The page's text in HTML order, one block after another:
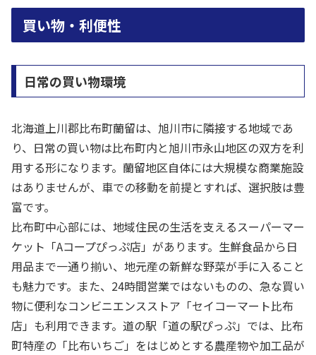
買い物・利便性
日常の買い物環境
北海道上川郡比布町蘭留は、旭川市に隣接する地域であ
り、日常の買い物は比布町内と旭川市永山地区の双方を利
用する形になります。蘭留地区自体には大規模な商業施設
はありませんが、車での移動を前提とすれば、選択肢は豊
富です。
比布町中心部には、地域住民の生活を支えるスーパーマー
ケット「Aコープぴっぷ店」があります。生鮮食品から日
用品まで一通り揃い、地元産の新鮮な野菜が手に入ること
も魅力です。また、24時間営業ではないものの、急な買い
物に便利なコンビニエンスストア「セイコーマート比布
店」も利用できます。道の駅「道の駅ぴっぷ」では、比布
町特産の「比布いちご」をはじめとする農産物や加工品が